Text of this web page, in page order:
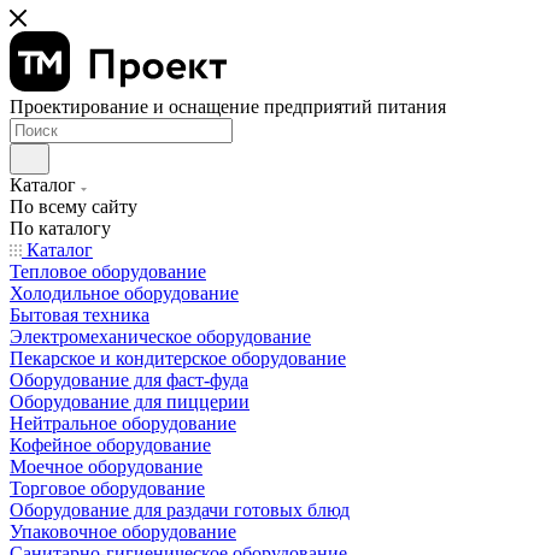
Проектирование и оснащение предприятий питания
Каталог
По всему сайту
По каталогу
Каталог
Тепловое оборудование
Холодильное оборудование
Бытовая техника
Электромеханическое оборудование
Пекарское и кондитерское оборудование
Оборудование для фаст-фуда
Оборудование для пиццерии
Нейтральное оборудование
Кофейное оборудование
Моечное оборудование
Торговое оборудование
Оборудование для раздачи готовых блюд
Упаковочное оборудование